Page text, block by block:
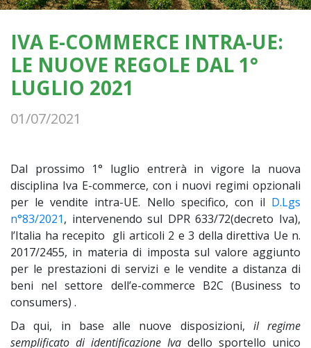
IVA E-COMMERCE INTRA-UE:
LE NUOVE REGOLE DAL 1°
LUGLIO 2021
01/07/2021
Dal prossimo 1° luglio entrerà in vigore la nuova
disciplina Iva E-commerce, con i nuovi regimi opzionali
per le vendite intra-UE. Nello specifico, con il D.Lgs
n°83/2021, intervenendo sul DPR 633/72(decreto Iva),
l’Italia ha recepito gli articoli 2 e 3 della direttiva Ue n.
2017/2455, in materia di imposta sul valore aggiunto
per le prestazioni di servizi e le vendite a distanza di
beni nel settore dell’e-commerce B2C (Business to
consumers) .
Da qui, in base alle nuove disposizioni, il regime
semplificato di identificazione Iva dello sportello unico